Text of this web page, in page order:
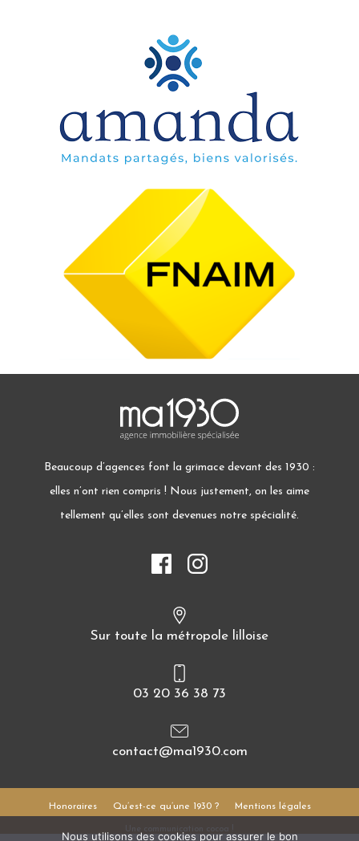
Beaucoup d’agences font la grimace devant des 1930 :
elles n’ont rien compris ! Nous justement, on les aime
tellement qu’elles sont devenues notre spécialité.
Sur toute la métropole lilloise
03 20 36 38 73
contact@ma1930.com
Honoraires Qu’est-ce qu’une 1930 ? Mentions légales
Une communication cocoa !
Nous utilisons des cookies pour assurer le bon